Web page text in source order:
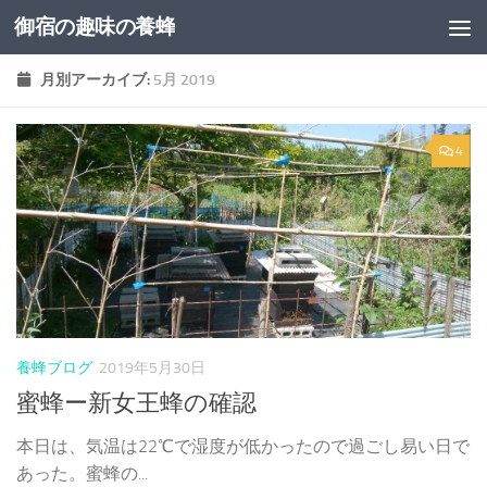
コンテンツへスキップ
御宿の趣味の養蜂
月別アーカイブ: 5月 2019
4
養蜂ブログ 2019年5月30日
蜜蜂ー新女王蜂の確認
本日は、気温は22℃で湿度が低かったので過ごし易い日で
あった。蜜蜂の...